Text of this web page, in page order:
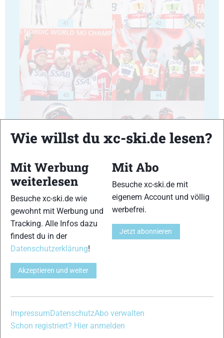
41 42
43 44
45 46
47 48
49
Wie willst du xc-ski.de lesen?
Mit Werbung
weiterlesen
Besuche xc-ski.de wie
gewohnt mit Werbung und
Tracking. Alle Infos dazu
findest du in der
Datenschutzerklärung!
Akzeptieren und weiter
Mit Abo
Besuche xc-ski.de mit
eigenem Account und völlig
werbefrei.
Jetzt abonnieren
ImpressumDatenschutzAbo verwalten
Schon registriert? Hier anmelden